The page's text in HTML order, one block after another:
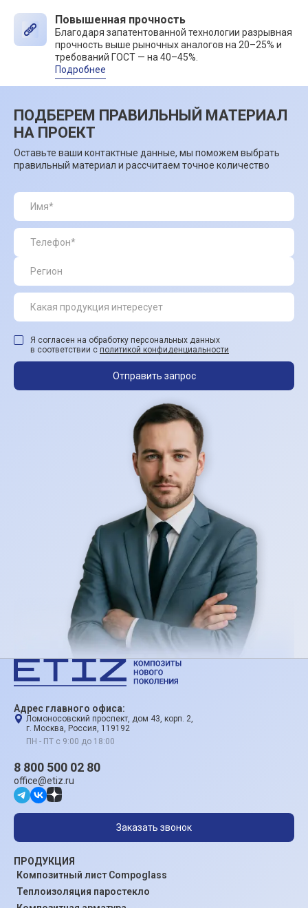
Повышенная прочность
Благодаря запатентованной технологии разрывная
прочность выше рыночных аналогов на 20–25% и
требований ГОСТ — на 40–45%.
Подробнее
ПОДБЕРЕМ ПРАВИЛЬНЫЙ МАТЕРИАЛ
НА ПРОЕКТ
Оставьте ваши контактные данные, мы поможем выбрать
правильный материал и рассчитаем точное количество
Я согласен на обработку персональных данных
в соответствии с политикой конфиденциальности
Отправить запрос
Адрес главного офиса:
Ломоносовский проспект, дом 43, корп. 2,
г. Москва, Россия, 119192
ПН - ПТ с 9:00 до 18:00
ПРОДУКЦИЯ
Композитный лист Compoglass
Теплоизоляция паростекло
8 800 500 02 80
office@etiz.ru
Заказать звонок